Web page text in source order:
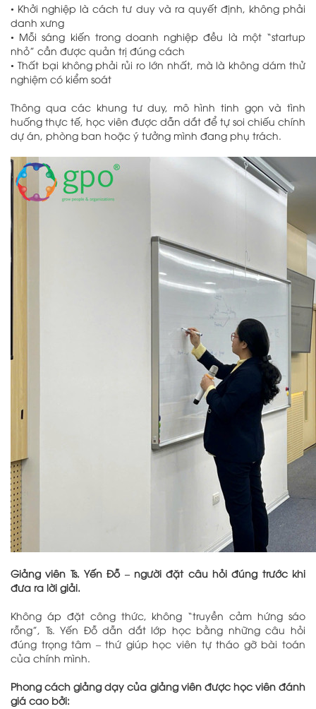
• Khởi nghiệp là cách tư duy và ra quyết định, không phải
danh xưng
• Mỗi sáng kiến trong doanh nghiệp đều là một “startup
nhỏ” cần được quản trị đúng cách
• Thất bại không phải rủi ro lớn nhất, mà là không dám thử
nghiệm có kiểm soát
Thông qua các khung tư duy, mô hình tinh gọn và tình
huống thực tế, học viên được dẫn dắt để tự soi chiếu chính
dự án, phòng ban hoặc ý tưởng mình đang phụ trách.
Giảng viên Ts. Yến Đỗ – người đặt câu hỏi đúng trước khi
đưa ra lời giải.
Không áp đặt công thức, không “truyền cảm hứng sáo
rỗng”, Ts. Yến Đỗ dẫn dắt lớp học bằng những câu hỏi
đúng trọng tâm – thứ giúp học viên tự tháo gỡ bài toán
của chính mình.
Phong cách giảng dạy của giảng viên được học viên đánh
giá cao bởi: